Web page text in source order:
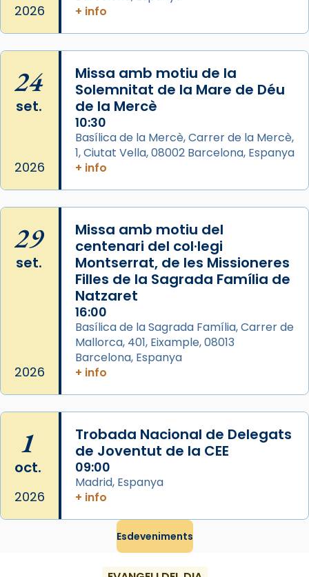
2 weeks ago
seu germà Joan i Pere un dels que
acompanyava més de prop Jesús.
Segons el llibre dels Fets (12,2) fou el primer
apòstol màrtir, decapitat a Jerusalem per
Herodes Agripa (vers l'any 44).
musulmanes fou venerat com a patró dels
Regnes castellans i més tard de tota
Espanya.
El seu sepulcre a Compostela fou un gran
centre de peregrinacions medievals de tot
el món cristià, després de Roma i terra
«A Raïms de Sant Jaume, raïms aigualits;
raïms de setembre te'n llepes els dits»,
segons una dita popular.
2026
+ info
24
set.
2026
Missa amb motiu de la
Solemnitat de la Mare de Déu
de la Mercè
10:30
Basílica de la Mercè, Carrer de la Mercè,
1, Ciutat Vella, 08002 Barcelona, Espanya
+ info
29
set.
2026
Missa amb motiu del
centenari del col·legi
Montserrat, de les Missioneres
Filles de la Sagrada Família de
Natzaret
16:00
Basílica de la Sagrada Família, Carrer de
Mallorca, 401, Eixample, 08013
Barcelona, Espanya
+ info
1
oct.
2026
Trobada Nacional de Delegats
de Joventut de la CEE
09:00
Madrid, Espanya
+ info
Esdeveniments